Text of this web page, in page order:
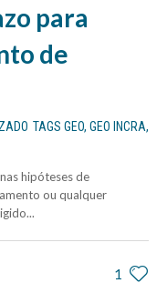
para
de
TAGS GEO, GEO INCRA,
hipóteses de
ou qualquer
1